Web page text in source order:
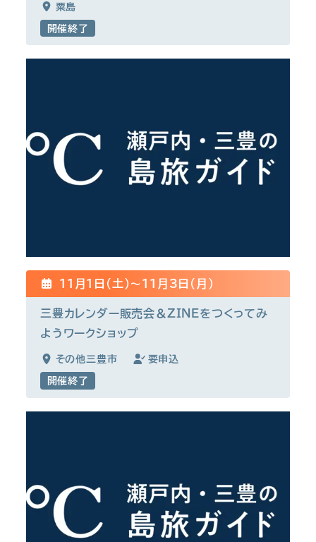
粟島
開催終了
11月1日(土)〜11月3日(月)
三豊カレンダー販売会＆ZINEをつくってみ
ようワークショップ
その他三豊市 要申込
開催終了